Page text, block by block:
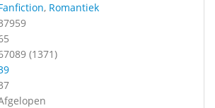
, Romantiek
(1371)